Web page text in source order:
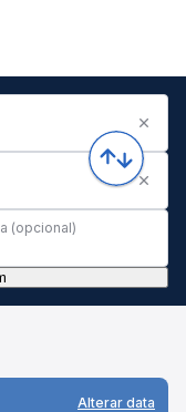
(opcional)
Alterar data